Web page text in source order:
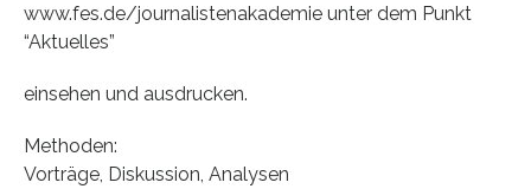
www.fes.de/journalistenakademie unter dem Punkt
“Aktuelles”
einsehen und ausdrucken.
Methoden:
Vorträge, Diskussion, Analysen